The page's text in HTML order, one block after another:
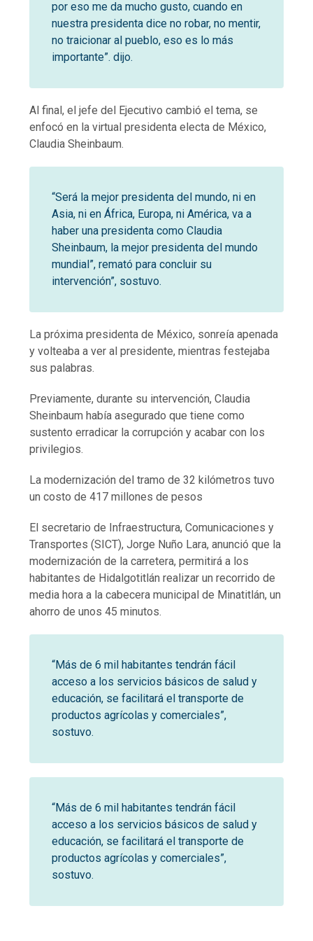
por eso me da mucho gusto, cuando en
nuestra presidenta dice no robar, no mentir,
no traicionar al pueblo, eso es lo más
importante”. dijo.
Al final, el jefe del Ejecutivo cambió el tema, se
enfocó en la virtual presidenta electa de México,
Claudia Sheinbaum.
“Será la mejor presidenta del mundo, ni en
Asia, ni en África, Europa, ni América, va a
haber una presidenta como Claudia
Sheinbaum, la mejor presidenta del mundo
mundial”, remató para concluir su
intervención”, sostuvo.
La próxima presidenta de México, sonreía apenada
y volteaba a ver al presidente, mientras festejaba
sus palabras.
Previamente, durante su intervención, Claudia
Sheinbaum había asegurado que tiene como
sustento erradicar la corrupción y acabar con los
privilegios.
La modernización del tramo de 32 kilómetros tuvo
un costo de 417 millones de pesos
El secretario de Infraestructura, Comunicaciones y
Transportes (SICT), Jorge Nuño Lara, anunció que la
modernización de la carretera, permitirá a los
habitantes de Hidalgotitlán realizar un recorrido de
media hora a la cabecera municipal de Minatitlán, un
ahorro de unos 45 minutos.
“Más de 6 mil habitantes tendrán fácil
acceso a los servicios básicos de salud y
educación, se facilitará el transporte de
productos agrícolas y comerciales”,
sostuvo.
“Más de 6 mil habitantes tendrán fácil
acceso a los servicios básicos de salud y
educación, se facilitará el transporte de
productos agrícolas y comerciales”,
sostuvo.